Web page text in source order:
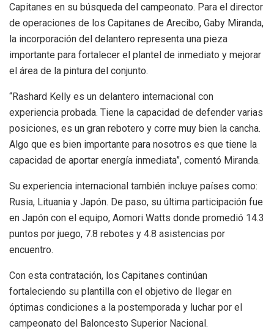
Capitanes en su búsqueda del campeonato. Para el director
de operaciones de los Capitanes de Arecibo, Gaby Miranda,
la incorporación del delantero representa una pieza
importante para fortalecer el plantel de inmediato y mejorar
el área de la pintura del conjunto.
“Rashard Kelly es un delantero internacional con
experiencia probada. Tiene la capacidad de defender varias
posiciones, es un gran rebotero y corre muy bien la cancha.
Algo que es bien importante para nosotros es que tiene la
capacidad de aportar energía inmediata”, comentó Miranda.
Su experiencia internacional también incluye países como:
Rusia, Lituania y Japón. De paso, su última participación fue
en Japón con el equipo, Aomori Watts donde promedió 14.3
puntos por juego, 7.8 rebotes y 4.8 asistencias por
encuentro.
Con esta contratación, los Capitanes continúan
fortaleciendo su plantilla con el objetivo de llegar en
óptimas condiciones a la postemporada y luchar por el
campeonato del Baloncesto Superior Nacional.